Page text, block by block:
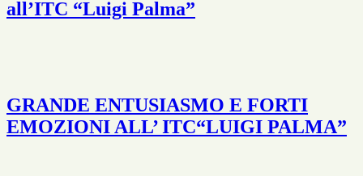
all’ITC “Luigi Palma”
GRANDE ENTUSIASMO E FORTI
EMOZIONI ALL’ ITC“LUIGI PALMA”